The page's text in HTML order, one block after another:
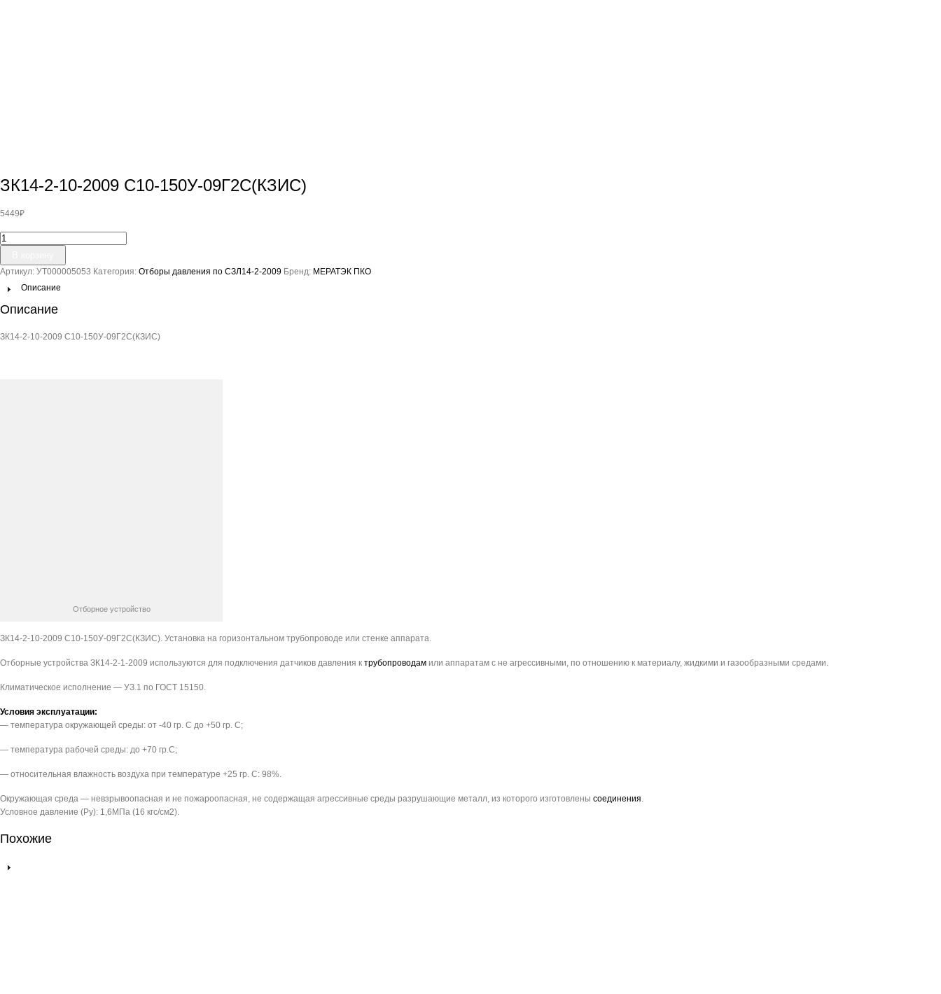
ЗК14-2-10-2009 С10-150У-09Г2С(КЗИС)
5449₽
Количество
товара
ЗК14-
2-
10-
С10-
Артикул: УТ000005053 Категория: Отборы давления по СЗЛ14-2-2009 Бренд: МЕРАТЭК ПКО
Описание
Описание
ЗК14-2-10-2009 С10-150У-09Г2С(КЗИС)
Отборное устройство
ЗК14-2-10-2009 С10-150У-09Г2С(КЗИС). Установка на горизонтальном трубопроводе или стенке аппарата.
Отборные устройства ЗК14-2-1-2009 используются для подключения датчиков давления к трубопроводам или аппаратам с не агрессивными, по отношению к материалу, жидкими и газообразными средами.
Климатическое исполнение — УЗ.1 по ГОСТ 15150.
Условия эксплуатации:
— температура окружающей среды: от -40 гр. С до +50 гр. С;
— температура рабочей среды: до +70 гр.С;
— относительная влажность воздуха при температуре +25 гр. С: 98%.
Окружающая среда — невзрывоопасная и не пожароопасная, не содержащая агрессивные среды разрушающие металл, из которого изготовлены соединения.
Условное давление (Pу): 1,6МПа (16 кгс/см2).
Похожие